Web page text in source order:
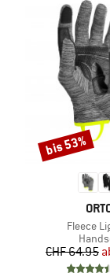
Artikel
Fleece
CHF 64.95
Rabatt
bis 53%